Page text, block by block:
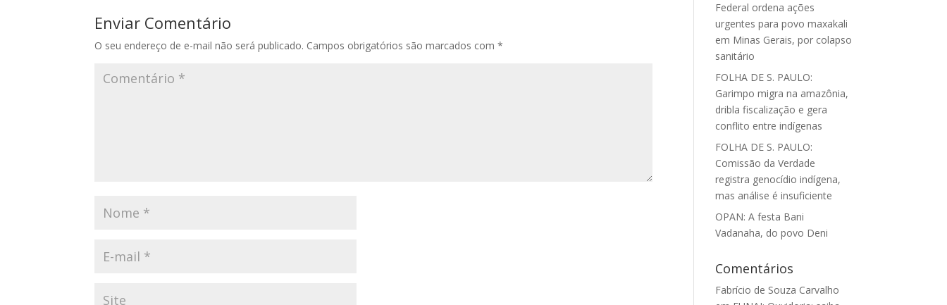
Enviar Comentário
O seu endereço de e-mail não será publicado. Campos obrigatórios são marcados com*
Federal ordena ações
urgentes para povo maxakali
em Minas Gerais, por colapso
sanitário
FOLHA DE S. PAULO:
Garimpo migra na amazônia,
dribla fiscalização e gera
conflito entre indígenas
FOLHA DE S. PAULO:
Comissão da Verdade
registra genocídio indígena,
mas análise é insuficiente
OPAN: A festa Bani
Vadanaha, do povo Deni
Comentários
Fabrício de Souza Carvalho